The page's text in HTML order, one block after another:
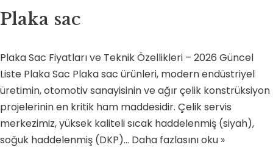
Plaka sac
Plaka Sac Fiyatları ve Teknik Özellikleri – 2026 Güncel
Liste Plaka Sac Plaka sac ürünleri, modern endüstriyel
üretimin, otomotiv sanayisinin ve ağır çelik konstrüksiyon
projelerinin en kritik ham maddesidir. Çelik servis
merkezimiz, yüksek kaliteli sıcak haddelenmiş (siyah),
soğuk haddelenmiş (DKP)… Daha fazlasını oku »